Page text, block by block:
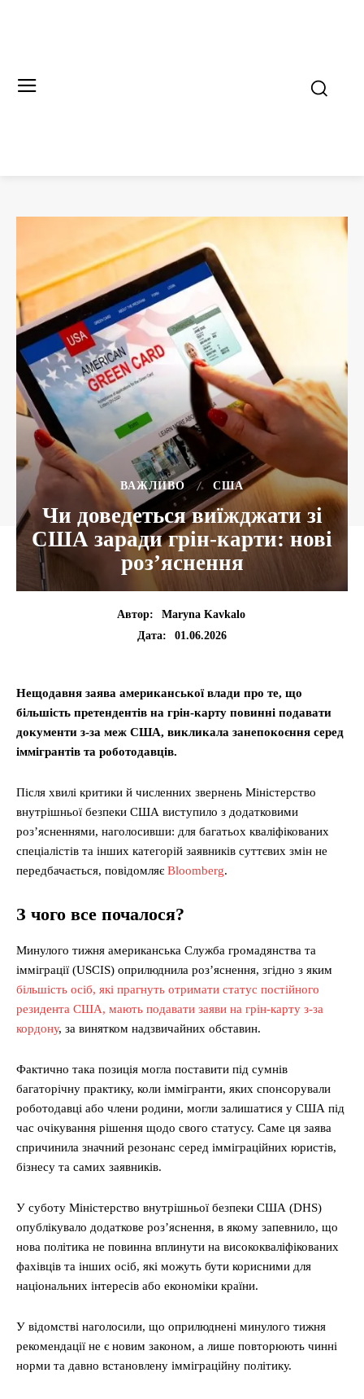
ВАЖЛИВО США
Чи доведеться виїжджати зі
США заради грін-карти: нові
роз’яснення
Автор:
Maryna Kavkalo
Дата:
01.06.2026
Нещодавня заява американської влади про те, що
більшість претендентів на грін-карту повинні подавати
документи з-за меж США, викликала занепокоєння серед
іммігрантів та роботодавців.
Після хвилі критики й численних звернень Міністерство
внутрішньої безпеки США виступило з додатковими
роз’ясненнями, наголосивши: для багатьох кваліфікованих
спеціалістів та інших категорій заявників суттєвих змін не
передбачається, повідомляєBloomberg.
З чого все почалося?
Минулого тижня американська Служба громадянства та
імміграції (USCIS) оприлюднила роз’яснення, згідно з яким
більшість осіб, які прагнуть отримати статус постійного
резидента США, мають подавати заяви на грін-карту з-за
кордону, за винятком надзвичайних обставин.
Фактично така позиція могла поставити під сумнів
багаторічну практику, коли іммігранти, яких спонсорували
роботодавці або члени родини, могли залишатися у США під
час очікування рішення щодо свого статусу. Саме ця заява
спричинила значний резонанс серед імміграційних юристів,
бізнесу та самих заявників.
У суботу Міністерство внутрішньої безпеки США (DHS)
опублікувало додаткове роз’яснення, в якому запевнило, що
нова політика не повинна вплинути на висококваліфікованих
фахівців та інших осіб, які можуть бути корисними для
національних інтересів або економіки країни.
У відомстві наголосили, що оприлюднені минулого тижня
рекомендації не є новим законом, а лише повторюють чинні
норми та давно встановлену імміграційну політику.